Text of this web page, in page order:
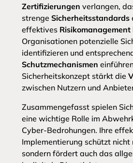
Zertifizierungen verlangen,
strenge Sicherheitsstandards
effektives Risikomanagement
Organisationen potenzielle
identifizieren und
Schutzmechanismen
Sicherheitskonzept stärkt die
zwischen Nutzern und
Zusammengefasst spielen
eine wichtige Rolle im
Cyber-Bedrohungen. Ihre
Implementierung schützt nicht
sondern fördert auch das